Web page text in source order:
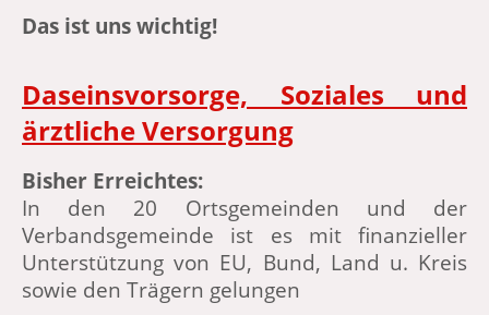
Das ist uns wichtig!
Daseinsvorsorge, Soziales und
ärztliche Versorgung
Bisher Erreichtes:
In den 20 Ortsgemeinden und der
Verbandsgemeinde ist es mit finanzieller
Unterstützung von EU, Bund, Land u. Kreis
sowie den Trägern gelungen